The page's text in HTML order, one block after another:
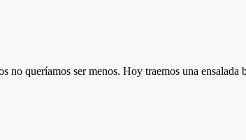
no queríamos ser menos. Hoy traemos una ensalada